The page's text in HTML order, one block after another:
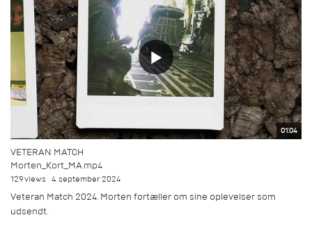
01:04
VETERAN MATCH
Morten_Kort_MA.mp4
129 views 4. september 2024
Veteran Match 2024. Morten fortæller om sine oplevelser som
udsendt.